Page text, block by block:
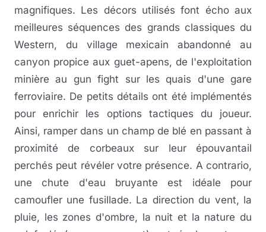
magnifiques. Les décors utilisés font écho aux
meilleures séquences des grands classiques du
Western, du village mexicain abandonné au
canyon propice aux guet-apens, de l'exploitation
minière au gun fight sur les quais d'une gare
ferroviaire. De petits détails ont été implémentés
pour enrichir les options tactiques du joueur.
Ainsi, ramper dans un champ de blé en passant à
proximité de corbeaux sur leur épouvantail
perchés peut révéler votre présence. A contrario,
une chute d'eau bruyante est idéale pour
camoufler une fusillade. La direction du vent, la
pluie, les zones d'ombre, la nuit et la nature du